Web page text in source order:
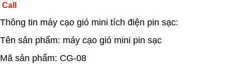
Call
Thông tin máy cạo gió mini tích điện pin sạc:
Tên sản phẩm: máy cạo gió mini pin sạc
Mã sản phẩm: CG-08